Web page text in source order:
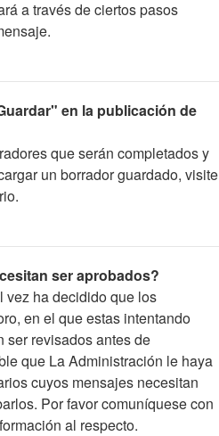
a través de ciertos pasos
en la publicación de
que serán completados y
un borrador guardado, visite
ser aprobados?
vez ha decidido que los
en el que estas intentando
ser revisados antes de
que La Administración le haya
cuyos mensajes necesitan
Por favor comuníquese con
al respecto.